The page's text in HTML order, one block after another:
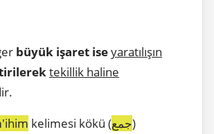
büyük işaret iseyaratılışın
tekillik haline
kelimesi kökü (جمع)